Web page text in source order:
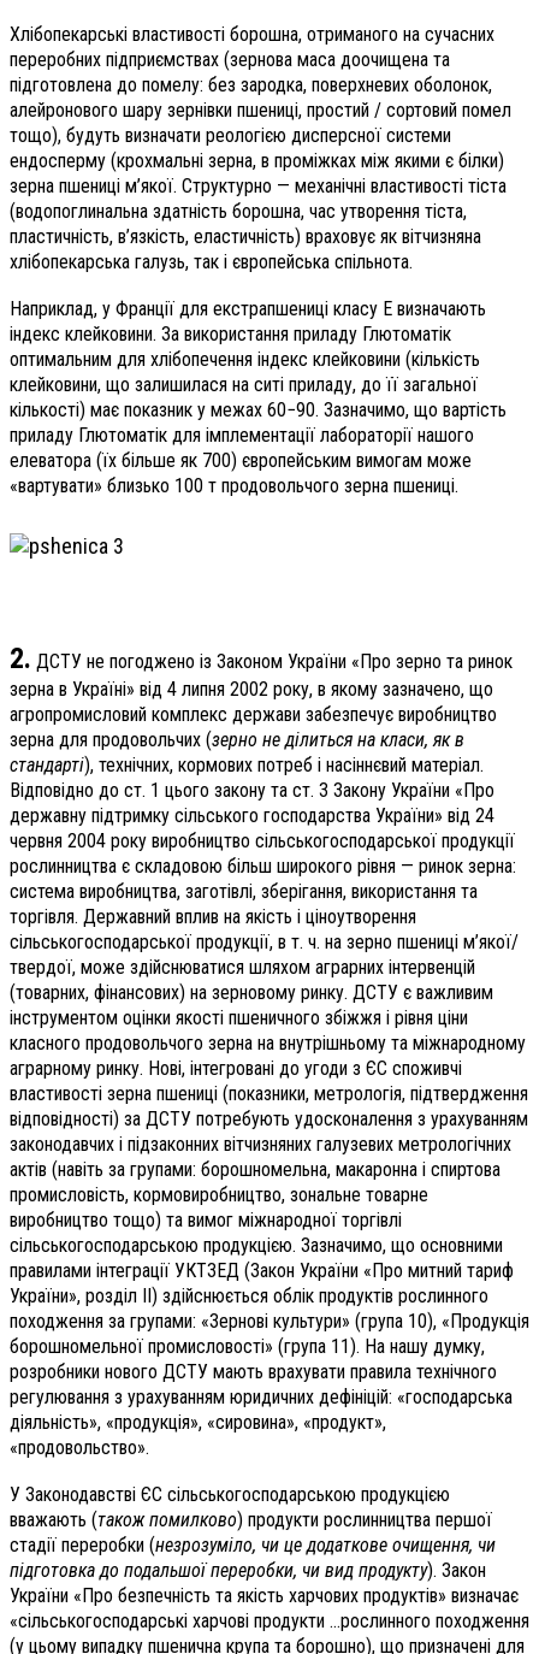
Хлібопекарські властивості борошна, отриманого на сучасних
переробних підприємствах (зернова маса доочищена та
підготовлена до помелу: без зародка, поверхневих оболонок,
алейронового шару зернівки пшениці, простий / сортовий помел
тощо), будуть визначати реологією дисперсної системи
ендосперму (крохмальні зерна, в проміжках між якими є білки)
зерна пшениці м’якої. Структурно — механічні властивості тіста
(водопоглинальна здатність борошна, час утворення тіста,
пластичність, в’язкість, еластичність) враховує як вітчизняна
хлібопекарська галузь, так і європейська спільнота.
Наприклад, у Франції для екстрапшениці класу Е визначають
індекс клейковини. За використання приладу Глютоматік
оптимальним для хлібопечення індекс клейковини (кількість
клейковини, що залишилася на ситі приладу, до її загальної
кількості) має показник у межах 60−90. Зазначимо, що вартість
приладу Глютоматік для імплементації лабораторії нашого
елеватора (їх більше як 700) європейським вимогам може
«вартувати» близько 100 т продовольчого зерна пшениці.
2. ДСТУ не погоджено із Законом України «Про зерно та ринок
зерна в Україні» від 4 липня 2002 року, в якому зазначено, що
агропромисловий комплекс держави забезпечує виробництво
зерна для продовольчих (зерно не ділиться на класи, як в
стандарті), технічних, кормових потреб і насіннєвий матеріал.
Відповідно до ст. 1 цього закону та ст. 3 Закону України «Про
державну підтримку сільського господарства України» від 24
червня 2004 року виробництво сільськогосподарської продукції
рослинництва є складовою більш широкого рівня — ринок зерна:
система виробництва, заготівлі, зберігання, використання та
торгівля. Державний вплив на якість і ціноутворення
сільськогосподарської продукції, в т. ч. на зерно пшениці м’якої/
твердої, може здійснюватися шляхом аграрних інтервенцій
(товарних, фінансових) на зерновому ринку. ДСТУ є важливим
інструментом оцінки якості пшеничного збіжжя і рівня ціни
класного продовольчого зерна на внутрішньому та міжнародному
аграрному ринку. Нові, інтегровані до угоди з ЄС споживчі
властивості зерна пшениці (показники, метрологія, підтвердження
відповідності) за ДСТУ потребують удосконалення з урахуванням
законодавчих і підзаконних вітчизняних галузевих метрологічних
актів (навіть за групами: борошномельна, макаронна і спиртова
промисловість, кормовиробництво, зональне товарне
виробництво тощо) та вимог міжнародної торгівлі
сільськогосподарською продукцією. Зазначимо, що основними
правилами інтеграції УКТЗЕД (Закон України «Про митний тариф
України», розділ II) здійснюється облік продуктів рослинного
походження за групами: «Зернові культури» (група 10), «Продукція
борошномельної промисловості» (група 11). На нашу думку,
розробники нового ДСТУ мають врахувати правила технічного
регулювання з урахуванням юридичних дефініцій: «господарська
діяльність», «продукція», «сировина», «продукт»,
«продовольство».
У Законодавстві ЄС сільськогосподарською продукцією
вважають (також помилково) продукти рослинництва першої
стадії переробки (незрозуміло, чи це додаткове очищення, чи
підготовка до подальшої переробки, чи вид продукту). Закон
України «Про безпечність та якість харчових продуктів» визначає
«сільськогосподарські харчові продукти …рослинного походження
(у цьому випадку пшенична крупа та борошно), що призначені для